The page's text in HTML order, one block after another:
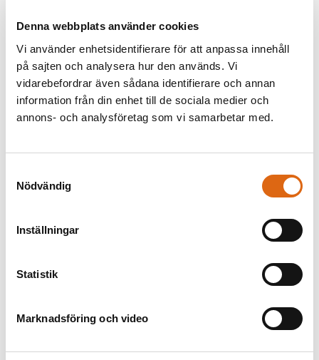
Denna webbplats använder cookies
Vi använder enhetsidentifierare för att anpassa innehåll
på sajten och analysera hur den används. Vi
vidarebefordrar även sådana identifierare och annan
information från din enhet till de sociala medier och
annons- och analysföretag som vi samarbetar med.
Nödvändig
Inställningar
Statistik
Marknadsföring och video
Konstnär/Tillverkare
Utförd av:Francesco da Volterra (1530 - 1594)
Datering
Signerad: Sign. 1595
Material / Teknik
h x b: 46 x 42 cm uppklistrat på bakgrundspapper
NMH CC 165
Gåva 1941 av Eric Langenskiöld. Tidigare i familjen
Andra titlar
Pudenziana, Rom. Sektion